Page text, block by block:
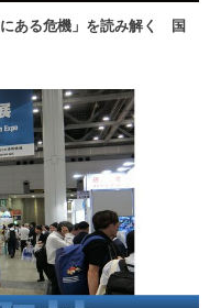
にある危機」を読み解く 国